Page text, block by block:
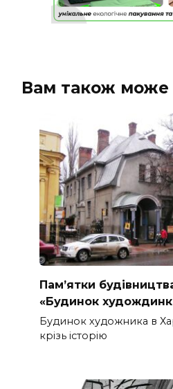
Вам також може
Пам’ятки
«Будинок
Будинок художника в
крізь історію